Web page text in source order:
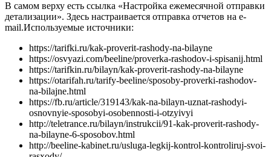
В самом верху есть ссылка «Настройка ежемесячной отправки
детализации». Здесь настраивается отправка отчетов на e-
mail.Используемые источники:
https://tarifki.ru/kak-proverit-rashody-na-bilayne
https://osvyazi.com/beeline/proverka-rashodov-i-spisanij.html
https://tarifkin.ru/bilayn/kak-proverit-rashody-na-bilayne
https://otarifah.ru/tarify-beeline/sposoby-proverki-rashodov-
na-bilajne.html
https://fb.ru/article/319143/kak-na-bilayn-uznat-rashodyi-
osnovnyie-sposobyi-osobennosti-i-otzyivyi
http://teletrance.ru/bilayn/instrukcii/91-kak-proverit-rashody-
na-bilayne-6-sposobov.html
http://beeline-kabinet.ru/usluga-legkij-kontrol-kontroliruj-svoi-